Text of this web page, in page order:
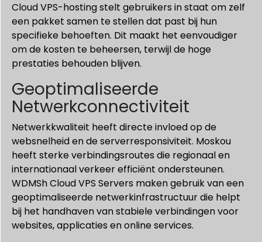
Cloud VPS-hosting stelt gebruikers in staat om zelf
een pakket samen te stellen dat past bij hun
specifieke behoeften. Dit maakt het eenvoudiger
om de kosten te beheersen, terwijl de hoge
prestaties behouden blijven.
Geoptimaliseerde
Netwerkconnectiviteit
Netwerkkwaliteit heeft directe invloed op de
websnelheid en de serverresponsiviteit. Moskou
heeft sterke verbindingsroutes die regionaal en
internationaal verkeer efficiënt ondersteunen.
WDMSh Cloud VPS Servers maken gebruik van een
geoptimaliseerde netwerkinfrastructuur die helpt
bij het handhaven van stabiele verbindingen voor
websites, applicaties en online services.